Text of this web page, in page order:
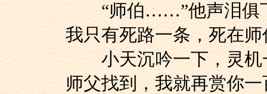
“师伯……”他声泪俱下
我只有死路一条，死在师
小天沉吟一下，灵机
师父找到，我就再赏你一